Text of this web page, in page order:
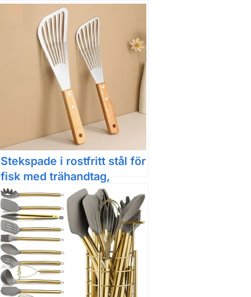
utförande
Stekspade i rostfritt stål för
fisk med trähandtag,
fläktformad